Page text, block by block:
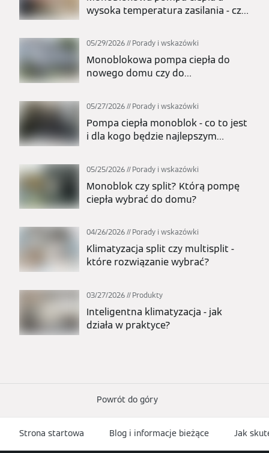
wysoka temperatura zasilania - czy
05/29/2026 Porady i wskazówki
Monoblokowa pompa ciepła do
nowego domu czy do
05/27/2026 Porady i wskazówki
Pompa ciepła monoblok - co to jest
i dla kogo będzie najlepszym
05/25/2026 Porady i wskazówki
Monoblok czy split? Którą pompę
ciepła wybrać do domu?
04/26/2026 Porady i wskazówki
Klimatyzacja split czy multisplit -
które rozwiązanie wybrać?
03/27/2026 Produkty
Inteligentna klimatyzacja - jak
działa w praktyce?
Powrót do góry
Strona startowa Blog i informacje bieżące Jak